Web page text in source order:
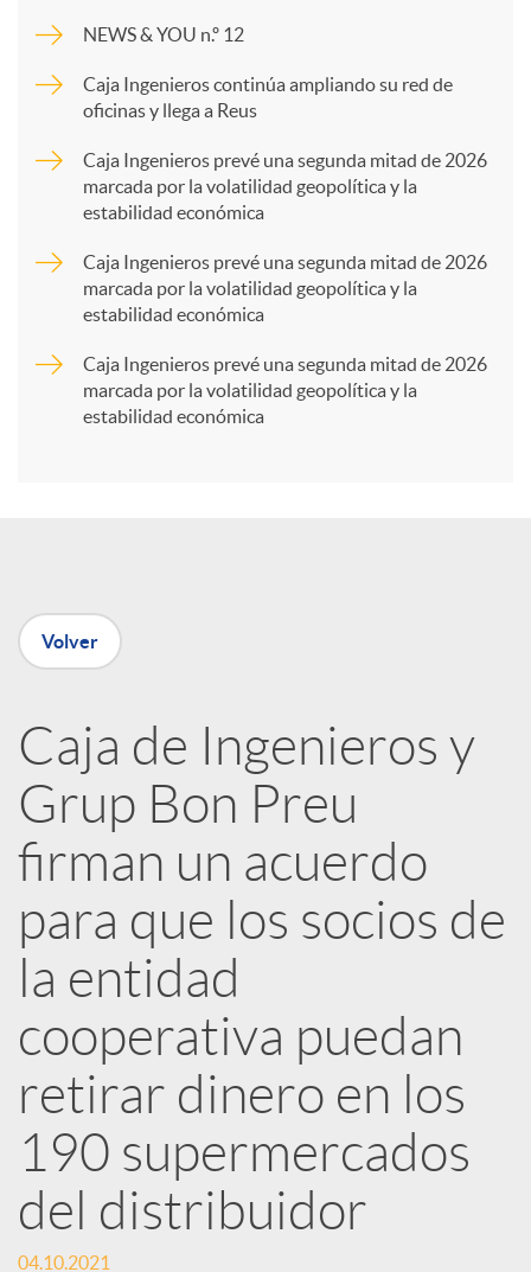
p
a
n
e
d
e
s
S
o
c
NEWS & YOU n.º 12
Caja Ingenieros continúa ampliando su red de
oficinas y llega a Reus
Caja Ingenieros prevé una segunda mitad de 2026
marcada por la volatilidad geopolítica y la
estabilidad económica
Caja Ingenieros prevé una segunda mitad de 2026
marcada por la volatilidad geopolítica y la
estabilidad económica
Caja Ingenieros prevé una segunda mitad de 2026
marcada por la volatilidad geopolítica y la
estabilidad económica
Volver
Caja de Ingenieros y
Grup Bon Preu
firman un acuerdo
para que los socios de
la entidad
cooperativa puedan
retirar dinero en los
190 supermercados
del distribuidor
04.10.2021